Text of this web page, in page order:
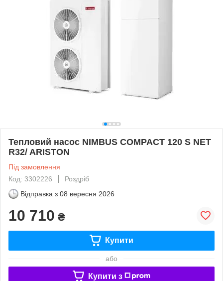
Тепловий насос NIMBUS COMPACT 120 S NET
R32/ ARISTON
Під замовлення
Код: 3302226
Роздріб
Відправка з 08 вересня 2026
10 710 ₴
Купити
або
Купити з